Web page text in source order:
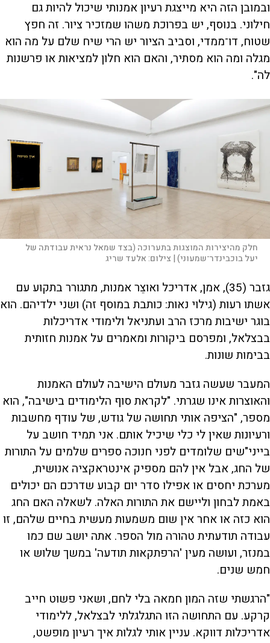
ובמובן הזה היא מייצגת רעיון אמנותי שיכול להיות גם
חילוני. בנוסף, יש בפרוכת משהו שמזכיר ציור. זה חפץ
שטוח, דו־ממדי, וסביב הציור יש הרי שיח שלם על מה הוא
מגלה ומה הוא מסתיר, והאם הוא חלון למציאות או פרשנות
לה".
חלק מהיצירות המוצגות בתערוכה (בצד שמאל נראית עבודתה של
יעל בוכבינדר־שמעוני) | צילום:אלעד שריג
גזבר (35), אמן, אדריכל ואוצֵר אמנות, מתגורר בתקוע עם
אשתו רעות (גילוי נאות: כותבת במוסף זה) ושני ילדיהם. הוא
בוגר ישיבות מרכז הרב ועתניאל ולימודי אדריכלות
בבצלאל, ומפרסם ביקורות ומאמרים על אמנות חזותית
בבימות שונות.
המעבר שעשה גזבר מעולם הישיבה לעולם האמנות
והאוצרות אינו שגרתי. "לקראת סוף הלימודים בישיבה", הוא
מספר, "הציפה אותי תחושה של גודש, של עודף מחשבות
ורעיונות שאין לי כלי שיכיל אותם. אני תמיד חושב על
בייני"שים שלומדים לפני חנוכה ספרים שלמים על התורות
של החג, אבל אין להם מספיק אינטראקציה אנושית,
מערכת יחסים או אפילו סדר יום קבוע שדרכם הם יכולים
באמת לבחון וליישם את התורות האלה. לשאלה האם החג
הוא כזה או אחר אין שום משמעות מעשית בחיים שלהם, זו
עבודה תודעתית טהורה מול הספר. אתה יושב שם כמו
במנזר, ועושה מעין 'הרפתקאות תודעה' במשך שלוש או
חמש שנים.
"הרגשתי שזה המון חמאה בלי לחם, ושאני פשוט חייב
קרקע. עם התחושה הזו התגלגלתי לבצלאל, ללימודי
אדריכלות דווקא. עניין אותי לגלות איך רעיון מופשט,